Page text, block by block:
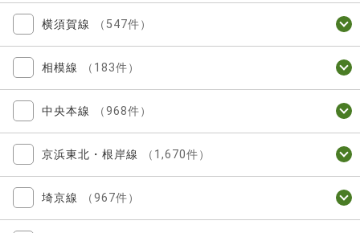
横須賀線 （547件）
相模線 （183件）
中央本線 （968件）
京浜東北・根岸線 （1,670件）
埼京線 （967件）